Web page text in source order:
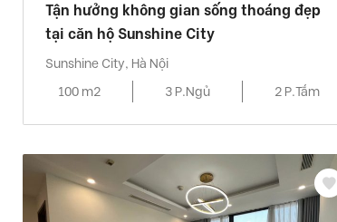
Tận hưởng không gian sống thoáng đẹp
tại căn hộ Sunshine City
Sunshine City, Hà Nội
100 m2
3 P.Ngủ 2 P.Tắm